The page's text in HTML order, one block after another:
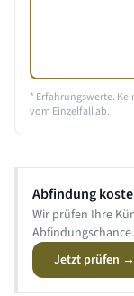
* Erfahrungswerte.
vom Einzelfall ab.
Abfindung
Wir prüfen Ihre
Abfindungschance.
Jetzt prüfen →